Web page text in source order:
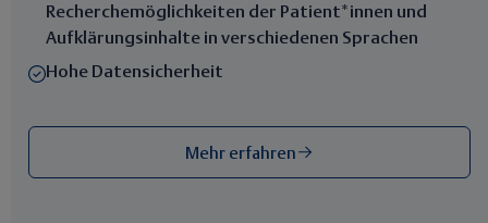
Recherchemöglichkeiten der Patient*innen und
Aufklärungsinhalte in verschiedenen Sprachen
Hohe Datensicherheit
Mehr erfahren